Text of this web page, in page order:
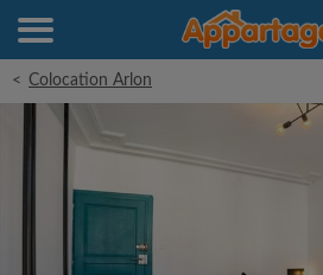
< Colocation Arlon